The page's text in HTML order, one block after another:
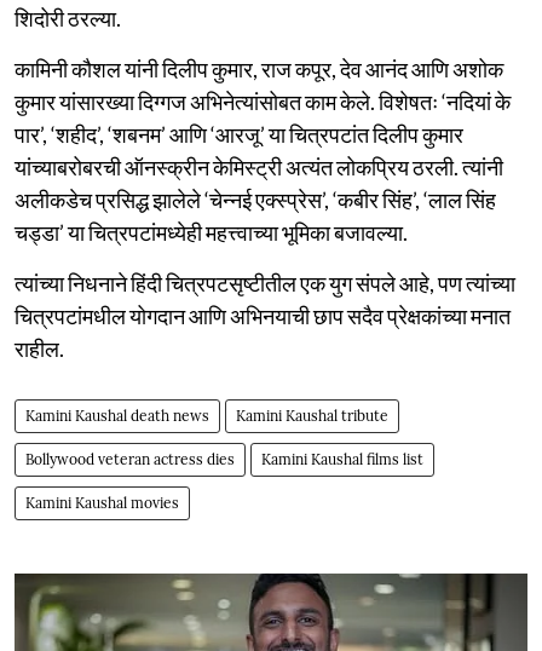
शिदोरी ठरल्या.
कामिनी कौशल यांनी दिलीप कुमार, राज कपूर, देव आनंद आणि अशोक
कुमार यांसारख्या दिग्गज अभिनेत्यांसोबत काम केले. विशेषतः ‘नदियां के
पार’, ‘शहीद’, ‘शबनम’ आणि ‘आरजू’ या चित्रपटांत दिलीप कुमार
यांच्याबरोबरची ऑनस्क्रीन केमिस्ट्री अत्यंत लोकप्रिय ठरली. त्यांनी
अलीकडेच प्रसिद्ध झालेले ‘चेन्नई एक्स्प्रेस’, ‘कबीर सिंह’, ‘लाल सिंह
चड्डा’ या चित्रपटांमध्येही महत्त्वाच्या भूमिका बजावल्या.
त्यांच्या निधनाने हिंदी चित्रपटसृष्टीतील एक युग संपले आहे, पण त्यांच्या
चित्रपटांमधील योगदान आणि अभिनयाची छाप सदैव प्रेक्षकांच्या मनात
राहील.
Kamini Kaushal death news Kamini Kaushal tribute
Bollywood veteran actress dies Kamini Kaushal films list
Kamini Kaushal movies